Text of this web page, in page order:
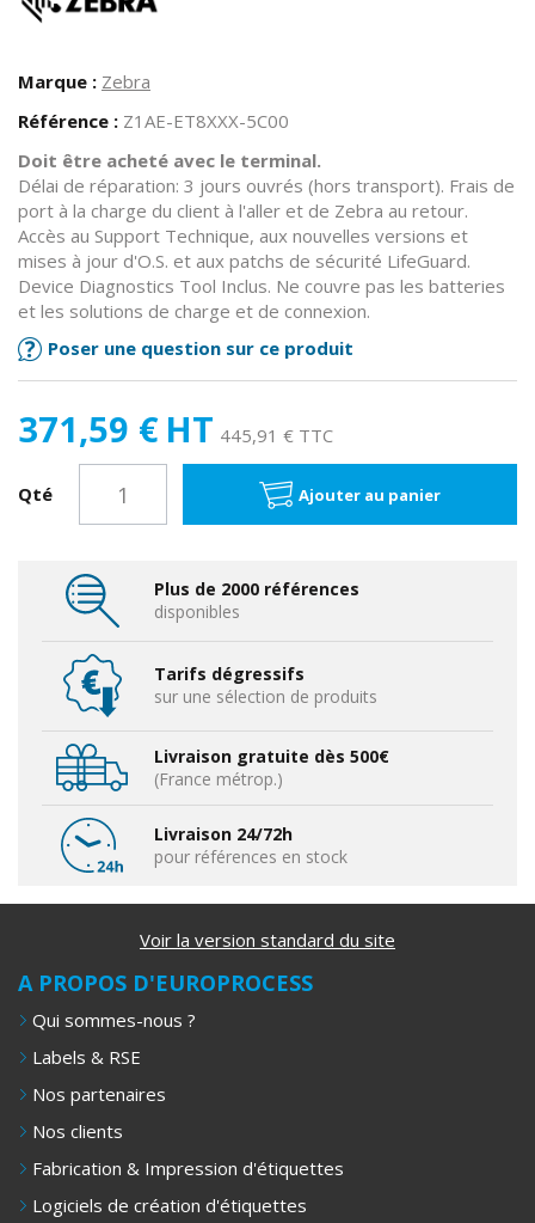
Marque : Zebra
Référence : Z1AE-ET8XXX-5C00
Doit être acheté avec le terminal.
Délai de réparation: 3 jours ouvrés (hors transport). Frais de
port à la charge du client à l'aller et de Zebra au retour.
Accès au Support Technique, aux nouvelles versions et
mises à jour d'O.S. et aux patchs de sécurité LifeGuard.
Device Diagnostics Tool Inclus. Ne couvre pas les batteries
et les solutions de charge et de connexion.
Poser une question sur ce produit
371,59 € HT 445,91 € TTC
Qté Ajouter au panier
Plus de 2000 références
disponibles
Tarifs dégressifs
sur une sélection de produits
Livraison gratuite dès 500€
(France métrop.)
Livraison 24/72h
pour références en stock
Voir la version standard du site
A PROPOS D'EUROPROCESS
Qui sommes-nous ?
Labels & RSE
Nos partenaires
Nos clients
Fabrication & Impression d'étiquettes
Logiciels de création d'étiquettes